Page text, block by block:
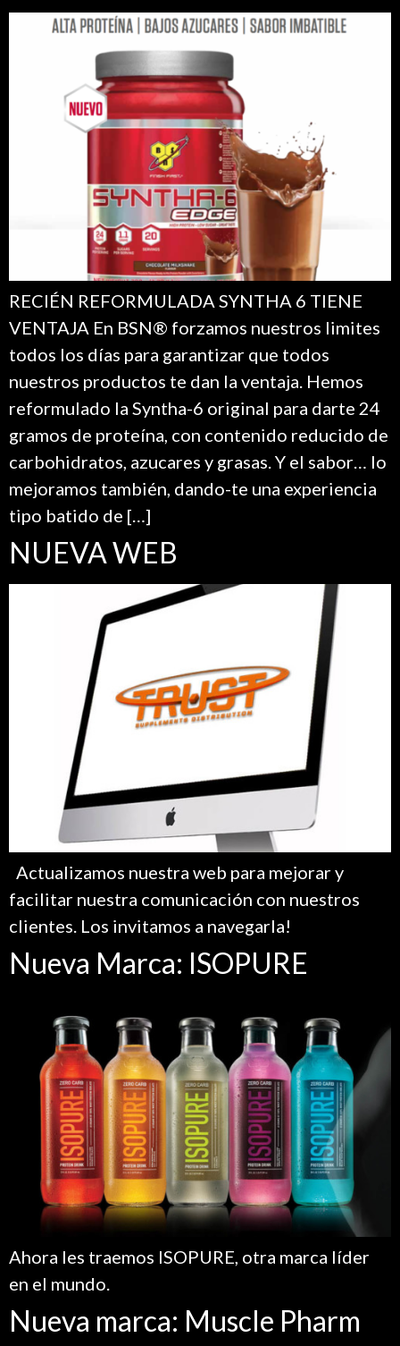
RECIÉN REFORMULADA SYNTHA 6 TIENE
VENTAJA En BSN® forzamos nuestros limites
todos los días para garantizar que todos
nuestros productos te dan la ventaja. Hemos
reformulado la Syntha-6 original para darte 24
gramos de proteína, con contenido reducido de
carbohidratos, azucares y grasas. Y el sabor… lo
mejoramos también, dando-te una experiencia
tipo batido de […]
NUEVA WEB
Actualizamos nuestra web para mejorar y
facilitar nuestra comunicación con nuestros
clientes. Los invitamos a navegarla!
Nueva Marca: ISOPURE
Ahora les traemos ISOPURE, otra marca líder
en el mundo.
Nueva marca: Muscle Pharm